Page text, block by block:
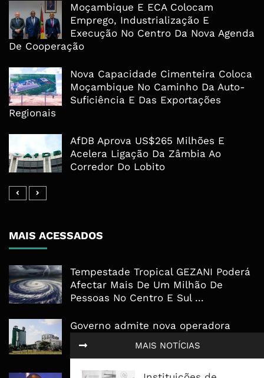
MAIS NOTÍCIAS
Moçambique E ECA Colocam
Emprego, Industrialização E
Execução No Centro Da Nova Agenda
De Cooperação
Nova Capacidade Cimenteira Coloca
Moçambique No Caminho Da Auto-
Suficiência E Das Exportações
Regionais
AfDB Aprova US$265 Milhões E
Acelera Ligação Da Zâmbia Ao
Corredor Do Lobito
MAIS ACESSADOS
Tempestade Tropical GEZANI Poderá
Afectar Mais De Um Milhão De
Pessoas No Centro E Sul ...
Governo admite nova operadora
para a Mozal após suspensão das
operações